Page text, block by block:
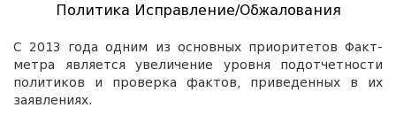
Политика Исправление/Обжалования
С 2013 года одним из основных приоритетов Факт-
метра является увеличение уровня подотчетности
политиков и проверка фактов, приведенных в их
заявлениях.